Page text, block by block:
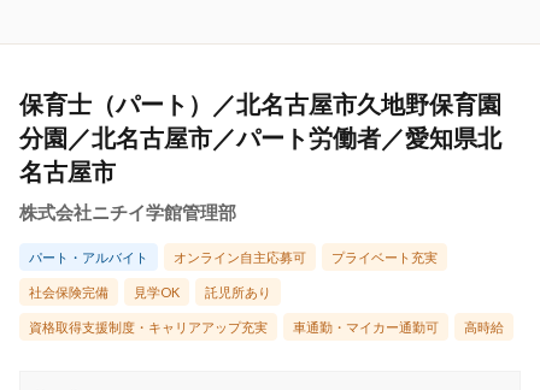
保育士（パート）／北名古屋市久地野保育園
分園／北名古屋市／パート労働者／愛知県北
名古屋市
株式会社ニチイ学館管理部
パート・アルバイト オンライン自主応募可 プライベート充実
社会保険完備 見学OK 託児所あり
資格取得支援制度・キャリアアップ充実 車通勤・マイカー通勤可 高時給